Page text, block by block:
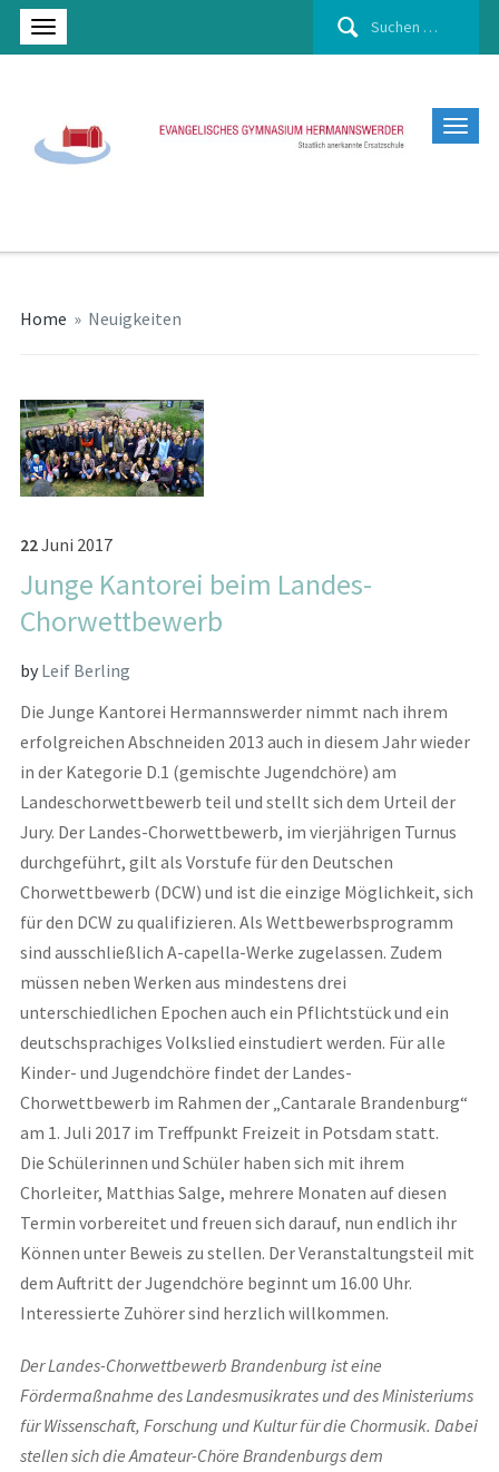
Suchen
Home » Neuigkeiten
22Juni 2017
Junge Kantorei beim Landes-
Chorwettbewerb
byLeif Berling
Die Junge Kantorei Hermannswerder nimmt nach ihrem
erfolgreichen Abschneiden 2013 auch in diesem Jahr wieder
in der Kategorie D.1 (gemischte Jugendchöre) am
Landeschorwettbewerb teil und stellt sich dem Urteil der
Jury. Der Landes-Chorwettbewerb, im vierjährigen Turnus
durchgeführt, gilt als Vorstufe für den Deutschen
Chorwettbewerb (DCW) und ist die einzige Möglichkeit, sich
für den DCW zu qualifizieren. Als Wettbewerbsprogramm
sind ausschließlich A-capella-Werke zugelassen. Zudem
müssen neben Werken aus mindestens drei
unterschiedlichen Epochen auch ein Pflichtstück und ein
deutschsprachiges Volkslied einstudiert werden. Für alle
Kinder- und Jugendchöre findet der Landes-
Chorwettbewerb im Rahmen der „Cantarale Brandenburg“
am 1. Juli 2017 im Treffpunkt Freizeit in Potsdam statt.
Die Schülerinnen und Schüler haben sich mit ihrem
Chorleiter, Matthias Salge, mehrere Monaten auf diesen
Termin vorbereitet und freuen sich darauf, nun endlich ihr
Können unter Beweis zu stellen. Der Veranstaltungsteil mit
dem Auftritt der Jugendchöre beginnt um 16.00 Uhr.
Interessierte Zuhörer sind herzlich willkommen.
Der Landes-Chorwettbewerb Brandenburg ist eine
Fördermaßnahme des Landesmusikrates und des Ministeriums
für Wissenschaft, Forschung und Kultur für die Chormusik. Dabei
stellen sich die Amateur-Chöre Brandenburgs dem